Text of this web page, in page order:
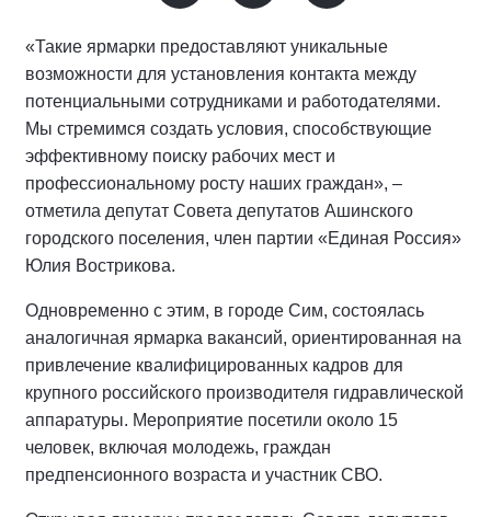
«Такие ярмарки предоставляют уникальные
возможности для установления контакта между
потенциальными сотрудниками и работодателями.
Мы стремимся создать условия, способствующие
эффективному поиску рабочих мест и
профессиональному росту наших граждан», –
отметила депутат Совета депутатов Ашинского
городского поселения, член партии «Единая Россия»
Юлия Вострикова.
Одновременно с этим, в городе Сим, состоялась
аналогичная ярмарка вакансий, ориентированная на
привлечение квалифицированных кадров для
крупного российского производителя гидравлической
аппаратуры. Мероприятие посетили около 15
человек, включая молодежь, граждан
предпенсионного возраста и участник СВО.